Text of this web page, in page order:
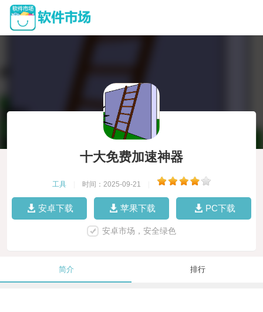
十大免费加速神器
工具 时间：2025-09-21
安卓下载 苹果下载 PC下载
安卓市场，安全绿色
简介 排行